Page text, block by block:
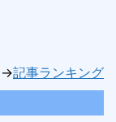
→記事ランキング